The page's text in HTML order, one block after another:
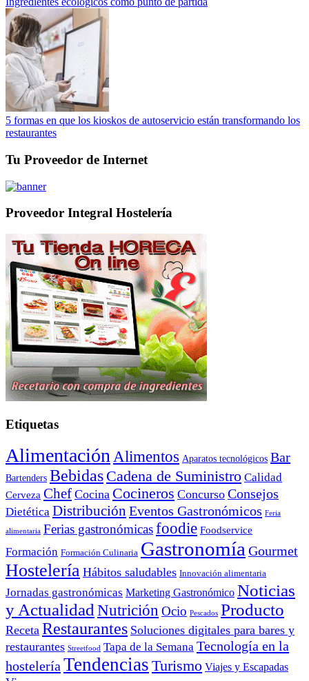
5 formas en que los kioskos de autoservicio están transformando los
restaurantes
Tu Proveedor de Internet
Proveedor Integral Hostelería
Etiquetas
AlimentaciónAlimentos Aparatos tecnológicos Bar
Bartenders Bebidas Cadena de Suministro Calidad
Cerveza Chef Cocina Cocineros Concurso Consejos
Dietética Distribución Eventos Gastronómicos Feria
alimentaria Ferias gastronómicasfoodie Foodservice
Formación Formación Culinaria GastronomíaGourmet
Hostelería Hábitos saludables Innovación alimentaria
Jornadas gastronómicas Marketing Gastronómico Noticias
y ActualidadNutrición Ocio Pescados Producto
Receta Restaurantes Soluciones digitales para bares y
restaurantes Streetfood Tapa de la Semana Tecnología en la
hosteleríaTendencias Turismo Viajes y Escapadas